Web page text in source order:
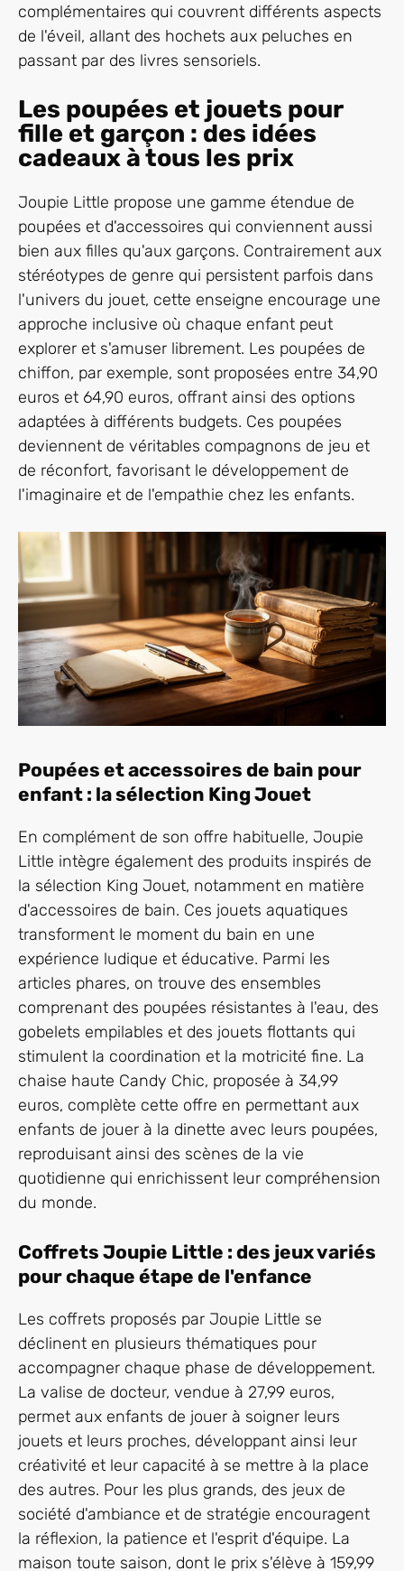
complémentaires qui couvrent différents aspects
de l'éveil, allant des hochets aux peluches en
passant par des livres sensoriels.
Les poupées et jouets pour
fille et garçon : des idées
cadeaux à tous les prix
Joupie Little propose une gamme étendue de
poupées et d'accessoires qui conviennent aussi
bien aux filles qu'aux garçons. Contrairement aux
stéréotypes de genre qui persistent parfois dans
l'univers du jouet, cette enseigne encourage une
approche inclusive où chaque enfant peut
explorer et s'amuser librement. Les poupées de
chiffon, par exemple, sont proposées entre 34,90
euros et 64,90 euros, offrant ainsi des options
adaptées à différents budgets. Ces poupées
deviennent de véritables compagnons de jeu et
de réconfort, favorisant le développement de
l'imaginaire et de l'empathie chez les enfants.
Poupées et accessoires de bain pour
enfant : la sélection King Jouet
En complément de son offre habituelle, Joupie
Little intègre également des produits inspirés de
la sélection King Jouet, notamment en matière
d'accessoires de bain. Ces jouets aquatiques
transforment le moment du bain en une
expérience ludique et éducative. Parmi les
articles phares, on trouve des ensembles
comprenant des poupées résistantes à l'eau, des
gobelets empilables et des jouets flottants qui
stimulent la coordination et la motricité fine. La
chaise haute Candy Chic, proposée à 34,99
euros, complète cette offre en permettant aux
enfants de jouer à la dinette avec leurs poupées,
reproduisant ainsi des scènes de la vie
quotidienne qui enrichissent leur compréhension
du monde.
Coffrets Joupie Little : des jeux variés
pour chaque étape de l'enfance
Les coffrets proposés par Joupie Little se
déclinent en plusieurs thématiques pour
accompagner chaque phase de développement.
La valise de docteur, vendue à 27,99 euros,
permet aux enfants de jouer à soigner leurs
jouets et leurs proches, développant ainsi leur
créativité et leur capacité à se mettre à la place
des autres. Pour les plus grands, des jeux de
société d'ambiance et de stratégie encouragent
la réflexion, la patience et l'esprit d'équipe. La
maison toute saison, dont le prix s'élève à 159,99